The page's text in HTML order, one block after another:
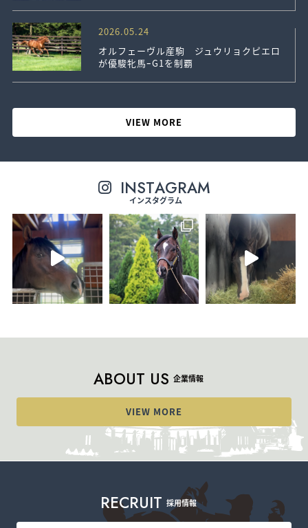
2026.05.24
オルフェーヴル産駒 ジュウリョクピエロ
が優駿牝馬ｰG1を制覇
VIEW MORE
INSTAGRAM
インスタグラム
ABOUT US 企業情報
VIEW MORE
RECRUIT 採用情報